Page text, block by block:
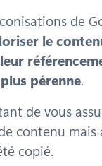
de
le
pérenne.
de vous
contenu
copié.